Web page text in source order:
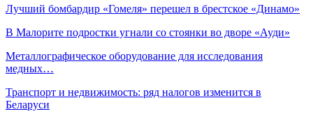
Лучший бомбардир «Гомеля» перешел в брестское «Динамо»
В Малорите подростки угнали со стоянки во дворе «Ауди»
Металлографическое оборудование для исследования
медных…
Транспорт и недвижимость: ряд налогов изменится в
Беларуси